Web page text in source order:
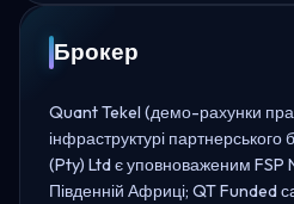
Брокер
Quant Tekel (демо-рахунки
інфраструктурі
(Pty) Ltd є уповноваженим FSP
Південній Африці; QT Funded